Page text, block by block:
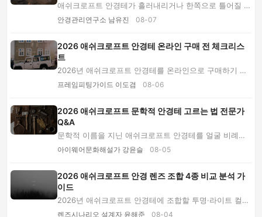
애쉬크로프트 안경테가 흘러내리거나 한쪽으로 틀어질 때
원인을 구분하는 법부터 코 눌림·귀 통증 해결...
안경관리연구소 남유진 08-07
2026 애쉬크로프트 안경테 온라인 구매 전 체크리스
트
2026년 애쉬크로프트 안경테를 온라인으로 구매하기 전
치수, 브리지, 렌즈 비용, 착용 목적, 교환 조건...
프레임피팅가이드 이도겸 08-06
2026 애쉬크로프트 문학적 안경테 고르는 법 전문가
Q&A
문학적 이름을 지닌 애쉬크로프트 안경테를 얼굴 비례와
착용 환경에 맞춰 고르는 법을 전문가 Q&A로 설...
아이웨어문화해설가 강윤슬 08-05
2026 애쉬크로프트 안경 렌즈 조합 4종 비교 분석 가
이드
2026년 애쉬크로프트 안경테에 조합할 투명·라이트 컬러
·변색·편광 렌즈를 착용 환경, 기능, 비용과 주...
렌즈시나리오 설계자 윤해준 08-04